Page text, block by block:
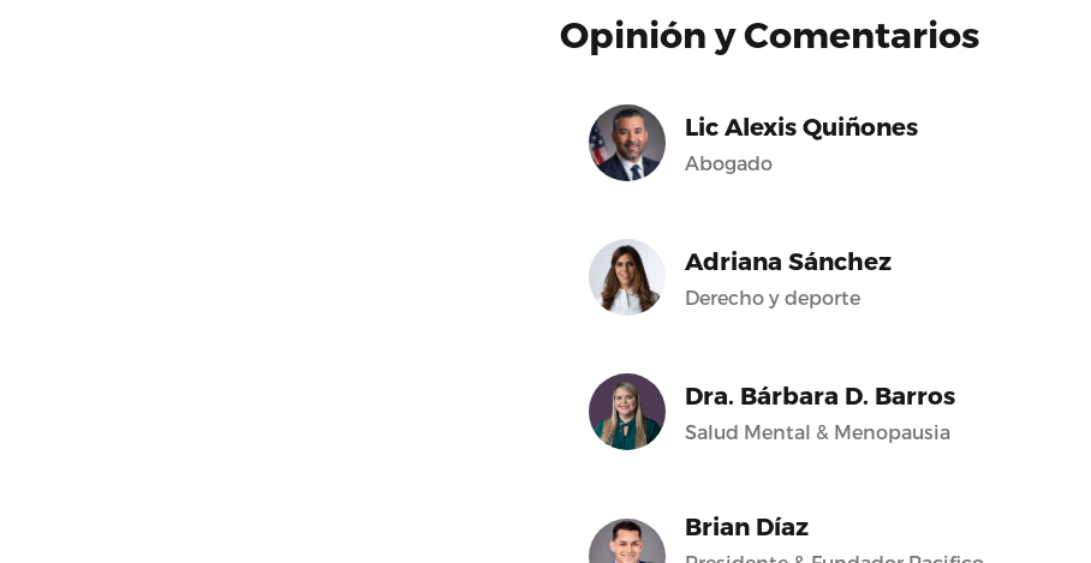
Opinión y Comentarios
Lic Alexis Quiñones
Abogado
Adriana Sánchez
Derecho y deporte
Dra. Bárbara D. Barros
Salud Mental & Menopausia
Brian Díaz